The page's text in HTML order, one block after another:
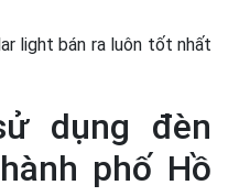
light bán ra luôn tốt nhất
dụng đèn
phố Hồ